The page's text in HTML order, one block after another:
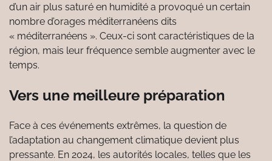
d’un air plus saturé en humidité a provoqué un certain
nombre d’orages méditerranéens dits
« méditerranéens ». Ceux-ci sont caractéristiques de la
région, mais leur fréquence semble augmenter avec le
temps.
Vers une meilleure préparation
Face à ces événements extrêmes, la question de
l’adaptation au changement climatique devient plus
pressante. En 2024, les autorités locales, telles que les